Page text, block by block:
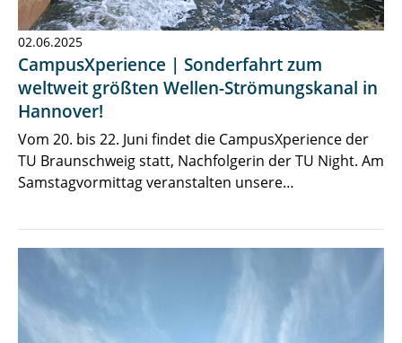
02.06.2025
CampusXperience | Sonderfahrt zum
weltweit größten Wellen-Strömungskanal in
Hannover!
Vom 20. bis 22. Juni findet die CampusXperience der
TU Braunschweig statt, Nachfolgerin der TU Night. Am
Samstagvormittag veranstalten unsere…